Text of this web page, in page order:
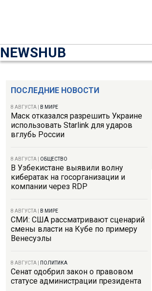
NEWSHUB
ПОСЛЕДНИЕ НОВОСТИ
8 АВГУСТА В МИРЕ
Маск отказался разрешить Украине
использовать Starlink для ударов
вглубь России
8 АВГУСТА ОБЩЕСТВО
В Узбекистане выявили волну
кибератак на госорганизации и
компании через RDP
8 АВГУСТА В МИРЕ
СМИ: США рассматривают сценарий
смены власти на Кубе по примеру
Венесуэлы
8 АВГУСТА ПОЛИТИКА
Сенат одобрил закон о правовом
статусе администрации президента